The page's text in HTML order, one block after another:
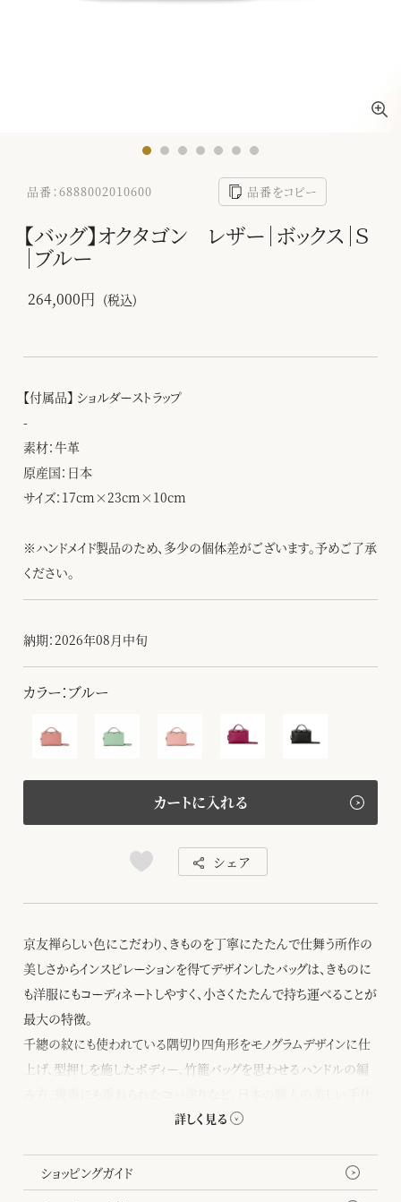
品番：6888002010600 品番をコピー
【バッグ】オクタゴン レザー｜ボックス｜Ｓ
｜ブルー
264,000円 (税込)
【付属品】 ショルダーストラップ
-
素材：牛革
原産国：日本
サイズ：17cm×23cm×10cm
※ハンドメイド製品のため、多少の個体差がございます。予めご了承
ください。
納期：2026年08月中旬
カラー：ブルー
カートに入れる
シェア
京友禅らしい色にこだわり、きものを丁寧にたたんで仕舞う所作の
美しさからインスピレーションを得てデザインしたバッグは、きものに
も洋服にもコーディネートしやすく、小さくたたんで持ち運べることが
最大の特徴。
千總の紋にも使われている隅切り四角形をモノグラムデザインに仕
上げ、型押しを施したボディー、竹籠バッグを思わせるハンドルの編
事が随所に生かされています。
れます。
ショッピングガイド